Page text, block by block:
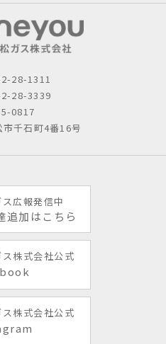
28-1311
28-3339
0817
千石町4番16号
広報発信中
追加はこちら
株式会社公式
株式会社公式